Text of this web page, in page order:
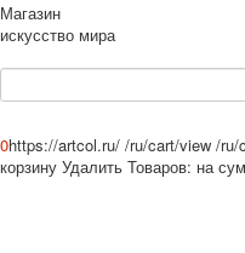
Магазин
искусство мира
0https://artcol.ru/ /ru/cart/view /ru/
корзину Удалить Товаров: на